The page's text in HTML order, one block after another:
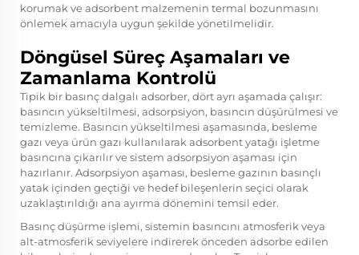
korumak ve adsorbent malzemenin termal bozunmasını
önlemek amacıyla uygun şekilde yönetilmelidir.
Döngüsel Süreç Aşamaları ve
Zamanlama Kontrolü
Tipik bir basınç dalgalı adsorber, dört ayrı aşamada çalışır:
basıncın yükseltilmesi, adsorpsiyon, basıncın düşürülmesi ve
temizleme. Basıncın yükseltilmesi aşamasında, besleme
gazı veya ürün gazı kullanılarak adsorbent yatağı işletme
basıncına çıkarılır ve sistem adsorpsiyon aşaması için
hazırlanır. Adsorpsiyon aşaması, besleme gazının basınçlı
yatak içinden geçtiği ve hedef bileşenlerin seçici olarak
uzaklaştırıldığı ana ayırma dönemini temsil eder.
Basınç düşürme işlemi, sistemin basıncını atmosferik veya
alt-atmosferik seviyelere indirerek önceden adsorbe edilen